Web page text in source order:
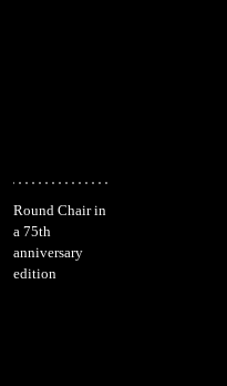
Round Chair in
a 75th
anniversary
edition